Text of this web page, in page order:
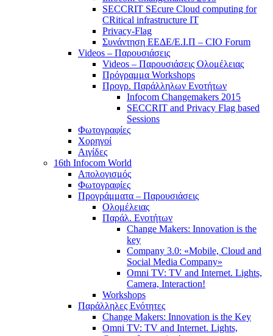
SECCRIT SEcure Cloud computing for
CRitical infrastructure IT
Privacy-Flag
Συνάντηση ΕΕΔΕ/Ε.Ι.Π – CIO Forum
Videos – Παρουσιάσεις
Videos – Παρουσιάσεις Ολομέλειας
Πρόγραμμα Workshops
Προγρ. Παράλληλων Ενοτήτων
Infocom Changemakers 2015
SECCRIT and Privacy Flag based
Sessions
Φωτογραφίες
Χορηγοί
Αιγίδες
16th Infocom World
Απολογισμός
Φωτογραφίες
Προγράμματα – Παρουσιάσεις
Ολομέλειας
Παράλ. Ενοτήτων
Change Makers: Innovation is the
key
Company 3.0: «Mobile, Cloud and
Social Media Company»
Omni TV: TV and Internet. Lights,
Camera, Interaction!
Workshops
Παράλληλες Ενότητες
Change Makers: Innovation is the Key
Omni TV: TV and Internet. Lights,